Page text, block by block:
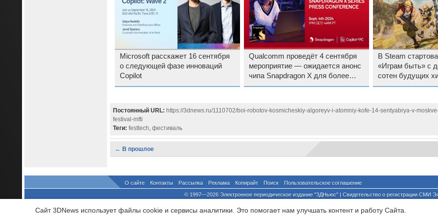
Microsoft расскажет 16 сентября
о следующей фазе инноваций
Copilot
Qualcomm проведёт 4 сентября
мероприятие — ожидается анонс
чипа Snapdragon X для более
доступных ноутбуков
В Steam
«Играм быть» с
сотен будущих
Metal Slug
Постоянный URL: https://3dnews.ru/1110702/boi-robotov-kosmicheskiy-algoreyv-i-atomniy-kofe-14-sentyabrya-v-
festival-mfti
Теги: festtech, фестиваль
← В прошлое
О сайте Контакты Рассылка Реклама Копирайт Поиск Пользовательское соглашение
© 1997—2026 Электронное периодическое издание "3ДНьюс" | Свидетельство о регистрации СМИ
При цитировании документа ссылка на сайт с указанием автора обязательна. Полное заимствование
Сайт 3DNews использует файлы cookie и сервисы аналитики. Это помогает нам улучшать контент и работу Cайта.